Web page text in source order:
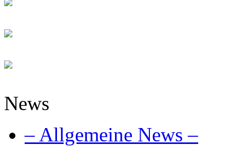
News
– Allgemeine News –